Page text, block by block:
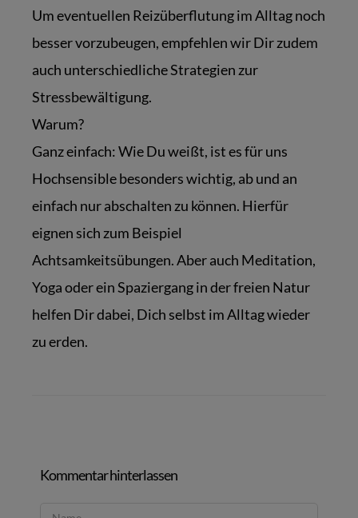
Um eventuellen Reizüberflutung im Alltag noch
besser vorzubeugen, empfehlen wir Dir zudem
auch unterschiedliche Strategien zur
Stressbewältigung.
Warum?
Ganz einfach: Wie Du weißt, ist es für uns
Hochsensible besonders wichtig, ab und an
einfach nur abschalten zu können. Hierfür
eignen sich zum Beispiel
Achtsamkeitsübungen. Aber auch Meditation,
Yoga oder ein Spaziergang in der freien Natur
helfen Dir dabei, Dich selbst im Alltag wieder
zu erden.
Kommentar hinterlassen